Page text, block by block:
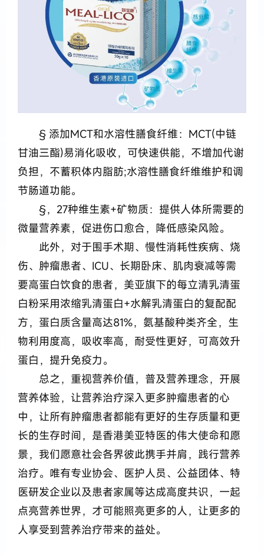
§ 添加MCT和水溶性膳食纤维：MCT(中链
甘油三酯)易消化吸收，可快速供能，不增加代谢
负担，不蓄积体内脂肪;水溶性膳食纤维维护和调
节肠道功能。
§，27种维生素+矿物质：提供人体所需要的
微量营养素，促进伤口愈合，降低感染风险。
此外，对于围手术期、慢性消耗性疾病、烧
伤、肿瘤患者、ICU、长期卧床、肌肉衰减等需
要高蛋白饮食的患者，美亚旗下的每立清乳清蛋
白粉采用浓缩乳清蛋白+水解乳清蛋白的复配配
方，蛋白质含量高达81%，氨基酸种类齐全，生
物利用度高，吸收率高，耐受性更好，可高效升
蛋白，提升免疫力。
总之，重视营养价值，普及营养理念，开展
营养体验，让营养治疗深入更多肿瘤患者的心
中，让所有肿瘤患者都能有更好的生存质量和更
长的生存时间，是香港美亚特医的伟大使命和愿
景，我们愿意社会各界彼此携手并肩，践行营养
治疗。唯有专业协会、医护人员、公益团体、特
医研发企业以及患者家属等达成高度共识，一起
点亮营养世界，才可能照亮更多的人，让更多的
人享受到营养治疗带来的益处。